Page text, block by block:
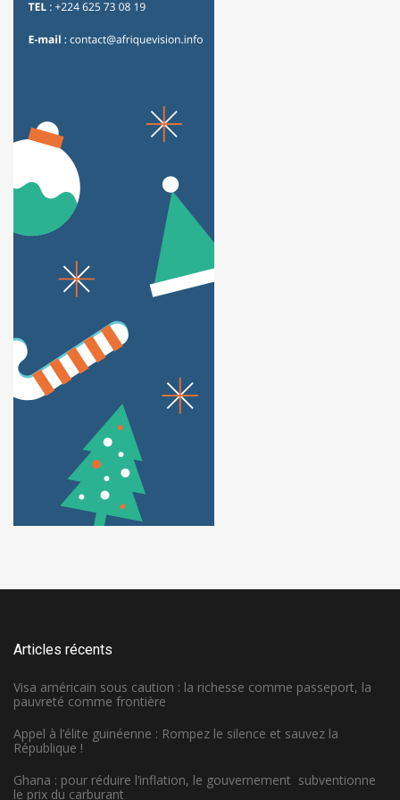
Articles récents
Visa américain sous caution : la richesse comme passeport, la
pauvreté comme frontière
Appel à l’élite guinéenne : Rompez le silence et sauvez la
République !
Ghana : pour réduire l’inflation, le gouvernement subventionne
le prix du carburant